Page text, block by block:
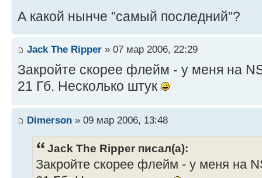
А какой нынче "самый последний"?
Jack The Ripper » 07 мар 2006, 22:29
Закройте скорее флейм - у меня на
21 Гб. Несколько штук
Dimerson » 09 мар 2006, 13:48
Jack The Ripper писал(а):
Закройте скорее флейм - у меня на